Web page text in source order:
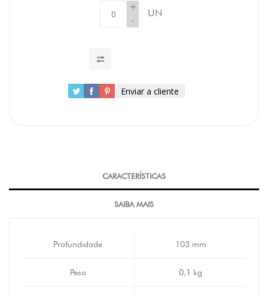
+
-
UN
Enviar a cliente
CARACTERÍSTICAS
SAIBA MAIS
Profundidade 103 mm
Peso 0,1 kg